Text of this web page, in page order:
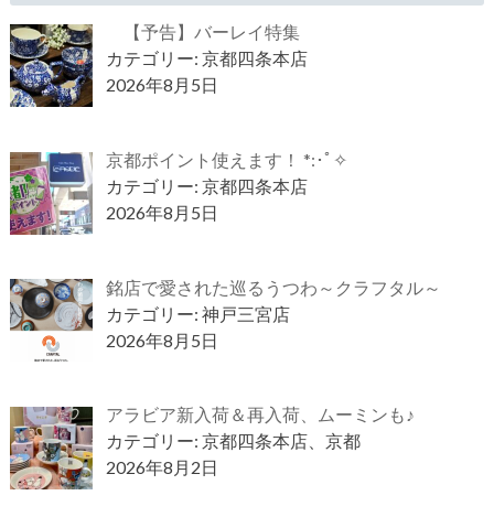
【予告】バーレイ特集
カテゴリー: 京都四条本店
2026年8月5日
京都ポイント使えます！ *:･ﾟ✧
カテゴリー: 京都四条本店
2026年8月5日
銘店で愛された巡るうつわ～クラフタル～
カテゴリー: 神戸三宮店
2026年8月5日
アラビア新入荷＆再入荷、ムーミンも♪
カテゴリー: 京都四条本店、京都
2026年8月2日